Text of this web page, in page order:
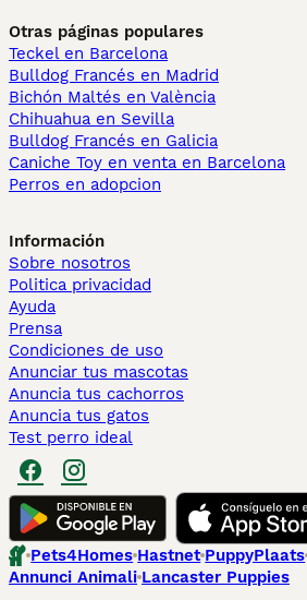
Otras páginas populares
Teckel en Barcelona
Bulldog Francés en Madrid
Bichón Maltés en València
Chihuahua en Sevilla
Bulldog Francés en Galicia
Caniche Toy en venta en Barcelona
Perros en adopcion
Información
Sobre nosotros
Politica privacidad
Ayuda
Prensa
Condiciones de uso
Anunciar tus mascotas
Anuncia tus cachorros
Anuncia tus gatos
Test perro ideal
Pets4Homes Hastnet PuppyPlaats
Annunci Animali Lancaster Puppies